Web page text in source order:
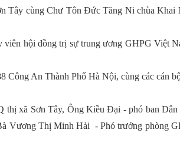
cùng Chư Tôn Đức Tăng Ni chùa Khai
hội đồng trị sự trung ương GHPG Việt
An Thành Phố Hà Nội, cùng các cán
xã Sơn Tây, Ông Kiều Đại - phó ban Dân
Vương Thị Minh Hải - Phó trưởng phòng